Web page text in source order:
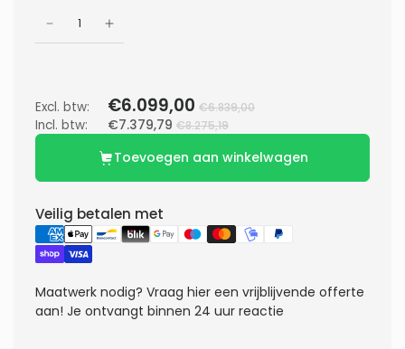
Excl. btw: €6.099,00 €6.839,00
Incl. btw: €7.379,79 €8.275,19
Toevoegen aan winkelwagen
Veilig betalen met
Maatwerk nodig?Vraag hier een vrijblijvende offerte
aan! Je ontvangt binnen 24 uur reactie